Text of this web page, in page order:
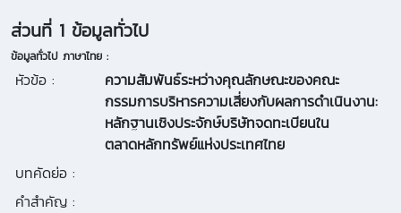
ส่วนที่ 1 ข้อมูลทั่วไป
ข้อมูลทั่วไป ภาษาไทย :
หัวข้อ :
ความสัมพันธ์ระหว่างคุณลักษณะของคณะ
กรรมการบริหารความเสี่ยงกับผลการดำเนินงาน:
หลักฐานเชิงประจักษ์บริษัทจดทะเบียนใน
ตลาดหลักทรัพย์แห่งประเทศไทย
บทคัดย่อ :
คำสำคัญ :